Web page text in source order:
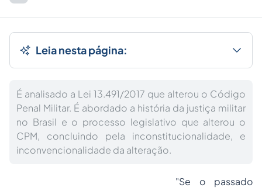
Leia nesta página:
É analisado a Lei 13.491/2017 que alterou o Código
Penal Militar. É abordado a história da justiça militar
no Brasil e o processo legislativo que alterou o
CPM, concluindo pela inconstitucionalidade, e
inconvencionalidade da alteração.
"Se o passado